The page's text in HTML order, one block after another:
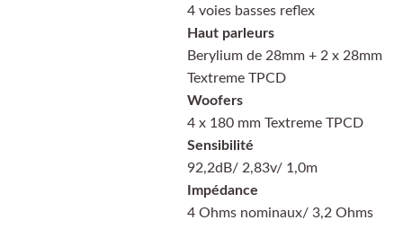
4 voies basses reflex
Haut parleurs
Berylium de 28mm + 2 x 28mm
Textreme TPCD
Woofers
4 x 180 mm Textreme TPCD
Sensibilité
92,2dB/ 2,83v/ 1,0m
Impédance
4 Ohms nominaux/ 3,2 Ohms